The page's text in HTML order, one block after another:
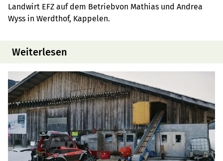
Landwirt EFZ auf dem Betriebvon Mathias und Andrea
Wyss in Werdthof, Kappelen.
Weiterlesen